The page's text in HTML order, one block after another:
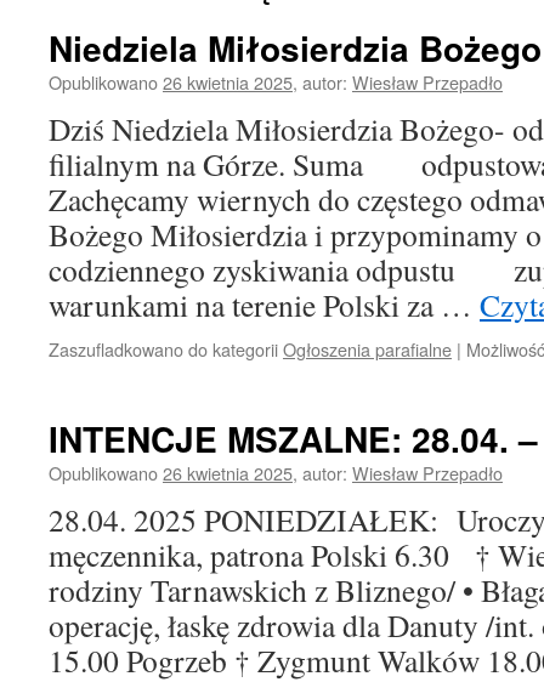
Niedziela Miłosierdzia
Opublikowano26 kwietnia 2025, autor: Wiesław Przepadło
Dziś Niedziela Miłosierdzia Bożego-
filialnym na Górze. Suma
Zachęcamy wiernych do częstego
Bożego Miłosierdzia i przypominamy
codziennego zyskiwania odpustu
warunkami na terenie Polski za …
Zaszufladkowano do kategoriiOgłoszenia parafialne |
INTENCJE MSZALNE: 28.04.
Opublikowano26 kwietnia 2025, autor: Wiesław Przepadło
28.04. 2025 PONIEDZIAŁEK:
męczennika, patrona Polski 6.30 †
rodziny Tarnawskich z Bliznego/ •
operację, łaskę zdrowia dla Danuty /
15.00 Pogrzeb † Zygmunt Walków